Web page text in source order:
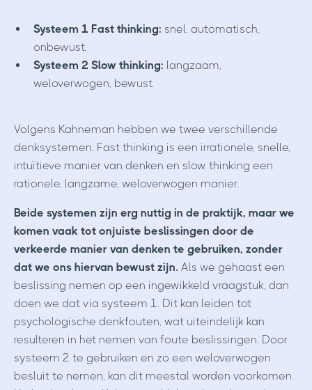
Systeem 1 Fast thinking: snel, automatisch,
onbewust.
Systeem 2 Slow thinking: langzaam,
weloverwogen, bewust.
Volgens Kahneman hebben we twee verschillende
denksystemen. Fast thinking is een irrationele, snelle,
intuïtieve manier van denken en slow thinking een
rationele, langzame, weloverwogen manier.
Beide systemen zijn erg nuttig in de praktijk, maar we
komen vaak tot onjuiste beslissingen door de
verkeerde manier van denken te gebruiken, zonder
dat we ons hiervan bewust zijn. Als we gehaast een
beslissing nemen op een ingewikkeld vraagstuk, dan
doen we dat via systeem 1. Dit kan leiden tot
psychologische denkfouten, wat uiteindelijk kan
resulteren in het nemen van foute beslissingen. Door
systeem 2 te gebruiken en zo een weloverwogen
besluit te nemen, kan dit meestal worden voorkomen.